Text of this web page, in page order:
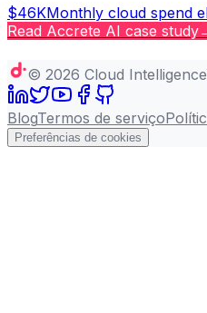
$46KMonthly cloud spend
Read Accrete AI case study
© 2026 Cloud
BlogTermos de serviço
Preferências de cookies